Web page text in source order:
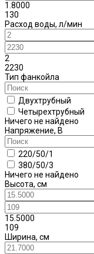
1.8000
130
Расход воды, л/мин
2
2230
Тип фанкойла
Двухтрубный
Четырехтрубный
Ничего не найдено
Напряжение, В
220/50/1
380/50/3
Ничего не найдено
Высота, см
15.5000
109
Ширина, см